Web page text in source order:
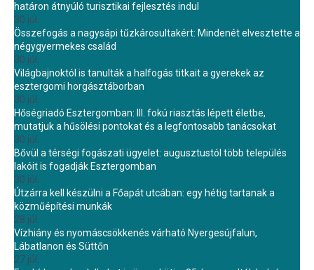
határon átnyúló turisztikai fejlesztés indul
30 júl.
Összefogás a nagysápi tűzkárosultakért: Mindenét elvesztette a
négygyermekes család
30 júl.
Világbajnoktól is tanulták a halfogás titkait a gyerekek az
esztergomi horgásztáborban
30 júl.
Hőségriadó Esztergomban: III. fokú riasztás lépett életbe,
mutatjuk a hűsölési pontokat és a legfontosabb tanácsokat
30 júl.
Bővül a térségi fogászati ügyelet: augusztustól több település
lakóit is fogadják Esztergomban
30 júl.
Útzárra kell készülni a Főapát utcában: egy hétig tartanak a
közműépítési munkák
28 júl.
Vízhiány és nyomáscsökkenés várható Nyergesújfalun,
Lábatlanon és Süttőn
27 júl.